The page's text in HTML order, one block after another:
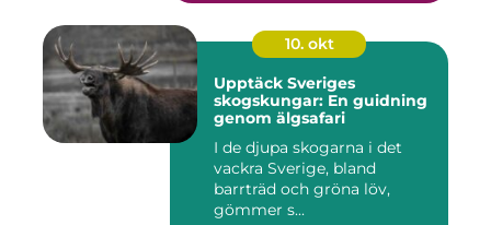
10. okt
Upptäck Sveriges
skogskungar: En guidning
genom älgsafari
I de djupa skogarna i det
vackra Sverige, bland
barrträd och gröna löv,
gömmer s...